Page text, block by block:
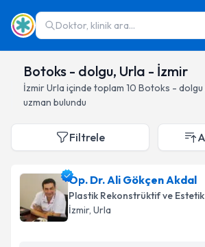
Doktor, klinik ara...
Botoks - dolgu, Urla - İzmir
İzmirUrla içinde toplam 10 Botoks - dolgu
uzman bulundu
Filtrele
Op. Dr. Ali Gökçen Akdal
Plastik Rekonstrüktif ve
İzmir, Urla